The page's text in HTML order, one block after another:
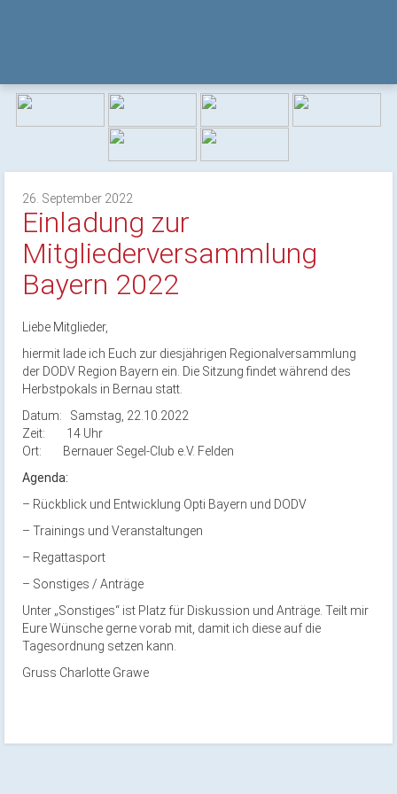
26. September 2022
Einladung zur
Mitgliederversammlung
Bayern 2022
Liebe Mitglieder,
hiermit lade ich Euch zur diesjährigen Regionalversammlung
der DODV Region Bayern ein. Die Sitzung findet während des
Herbstpokals in Bernau statt.
Datum: Samstag, 22.10.2022
Zeit: 14 Uhr
Ort: Bernauer Segel-Club e.V. Felden
Agenda:
– Rückblick und Entwicklung Opti Bayern und DODV
– Trainings und Veranstaltungen
– Regattasport
– Sonstiges / Anträge
Unter „Sonstiges“ ist Platz für Diskussion und Anträge. Teilt mir
Eure Wünsche gerne vorab mit, damit ich diese auf die
Tagesordnung setzen kann.
Gruss Charlotte Grawe